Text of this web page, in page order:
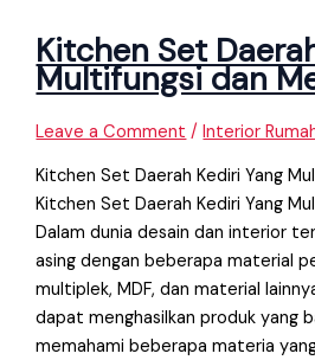
Kitchen Set
Multifungsi dan
Leave a Comment /Interior
Kitchen Set Daerah Kediri Yang
Kitchen Set Daerah Kediri Yang
Dalam dunia desain dan interior
asing dengan beberapa material
multiplek, MDF, dan material
dapat menghasilkan produk yang
memahami beberapa materia